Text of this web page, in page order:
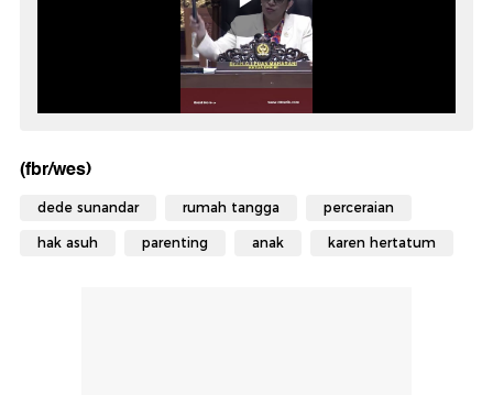
(fbr/wes)
dede sunandar rumah tangga perceraian
hak asuh parenting anak karen hertatum